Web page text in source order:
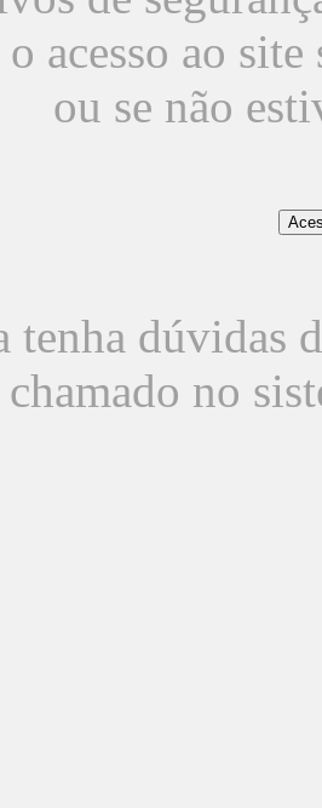
o acesso ao
ou se não
tenha dúvidas
no